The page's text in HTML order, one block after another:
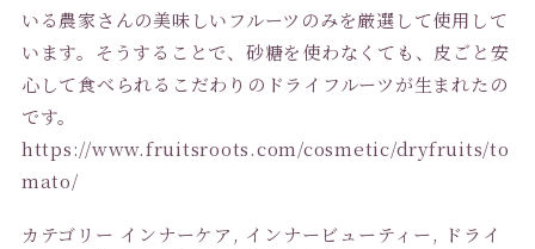
いる農家さんの美味しいフルーツのみを厳選して使用して
います。そうすることで、砂糖を使わなくても、皮ごと安
心して食べられるこだわりのドライフルーツが生まれたの
です。
https://www.fruitsroots.com/cosmetic/dryfruits/to
mato/
カテゴリー インナーケア, インナービューティー, ドライ